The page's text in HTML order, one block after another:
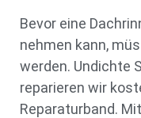
Bevor eine
nehmen kann,
werden. Undichte
reparieren wir
Reparaturband.